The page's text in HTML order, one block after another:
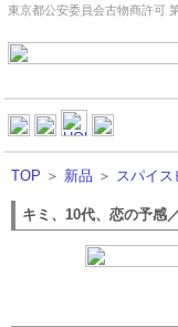
東京都公安委員会古物商許可
TOP ＞ 新品 ＞ スパイス
キミ、10代、恋の予感